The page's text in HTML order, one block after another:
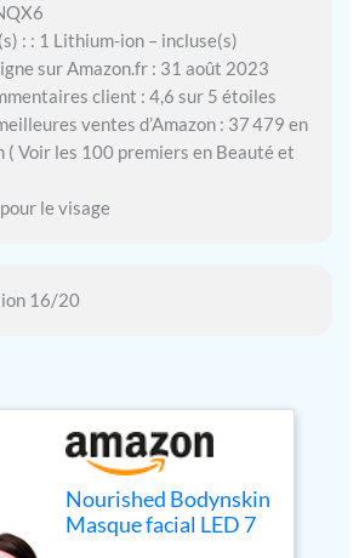
: : 1 Lithium-ion – incluse(s)
sur Amazon.fr : 31 août 2023
client : 4,6 sur 5 étoiles
ventes d’Amazon : 37 479 en
( Voir les 100 premiers en Beauté et
le visage
16/20
Nourished Bodynskin
Masque facial LED 7